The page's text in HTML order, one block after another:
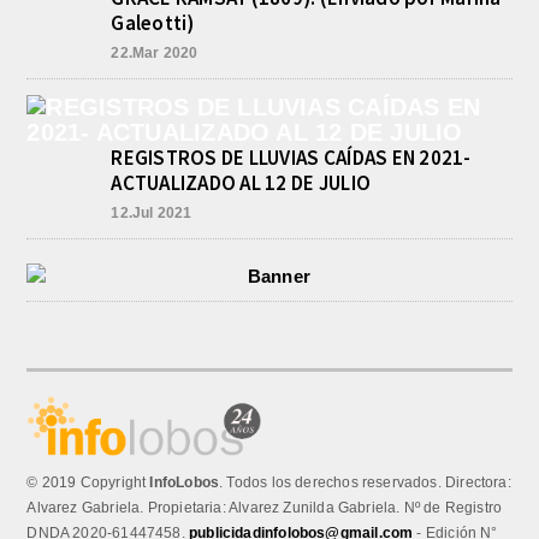
Galeotti)
22.Mar 2020
REGISTROS DE LLUVIAS CAÍDAS EN 2021-
ACTUALIZADO AL 12 DE JULIO
12.Jul 2021
© 2019 Copyright InfoLobos. Todos los derechos reservados. Directora:
Alvarez Gabriela. Propietaria: Alvarez Zunilda Gabriela. Nº de Registro
DNDA 2020-61447458.publicidadinfolobos@gmail.com - Edición N°